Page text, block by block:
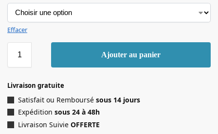
Effacer
Ajouter au panier
Livraison gratuite
Satisfait ou Remboursé sous 14 jours
Expédition sous 24 à 48h
Livraison Suivie OFFERTE